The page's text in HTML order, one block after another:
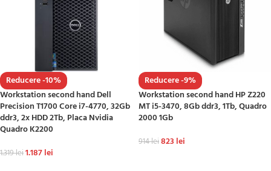
Reducere -10%
Workstation second hand Dell
Precision T1700 Core i7-4770, 32Gb
ddr3, 2x HDD 2Tb, Placa Nvidia
Quadro K2200
1.319lei1.187lei
Reducere -9%
Workstation second hand HP Z220
MT i5-3470, 8Gb ddr3, 1Tb, Quadro
2000 1Gb
914lei823 lei